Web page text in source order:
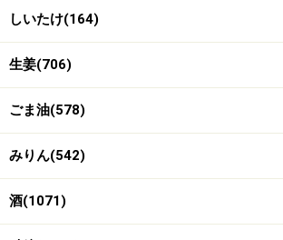
しいたけ(164)
生姜(706)
ごま油(578)
みりん(542)
酒(1071)